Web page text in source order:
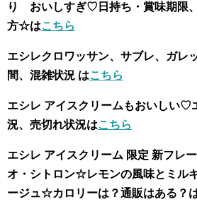
り おいしすぎ♡日持ち・賞味期限
方☆はこちら
エシレクロワッサン、サブレ、ガレ
間、混雑状況 はこちら
エシレ アイスクリームもおいしい♡
況、売切れ状況はこちら
エシレ アイスクリーム 限定 新フレ
オ・シトロン☆レモンの風味とミル
ージュ☆カロリーは？通販はある？